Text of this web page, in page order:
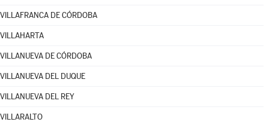
VILLAFRANCA DE CÓRDOBA
VILLAHARTA
VILLANUEVA DE CÓRDOBA
VILLANUEVA DEL DUQUE
VILLANUEVA DEL REY
VILLARALTO